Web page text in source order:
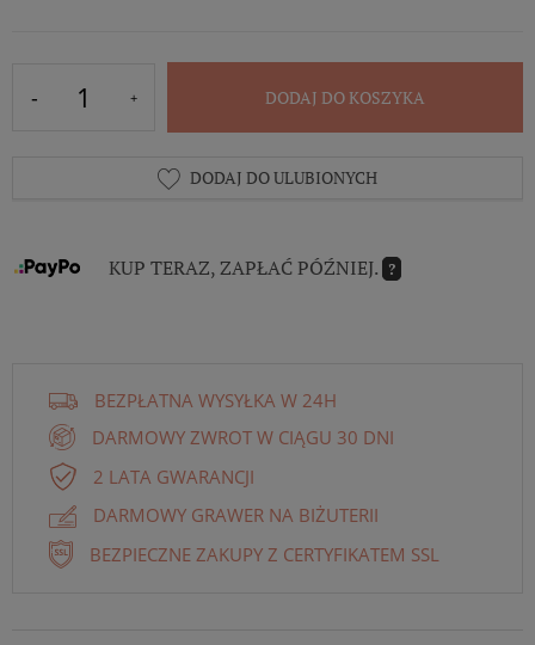
DODAJ DO KOSZYKA
DODAJ DO ULUBIONYCH
KUP TERAZ, ZAPŁAĆ PÓŹNIEJ. ?
BEZPŁATNA WYSYŁKA W 24H
DARMOWY ZWROT W CIĄGU 30 DNI
2 LATA GWARANCJI
DARMOWY GRAWER NA BIŻUTERII
BEZPIECZNE ZAKUPY Z CERTYFIKATEM SSL